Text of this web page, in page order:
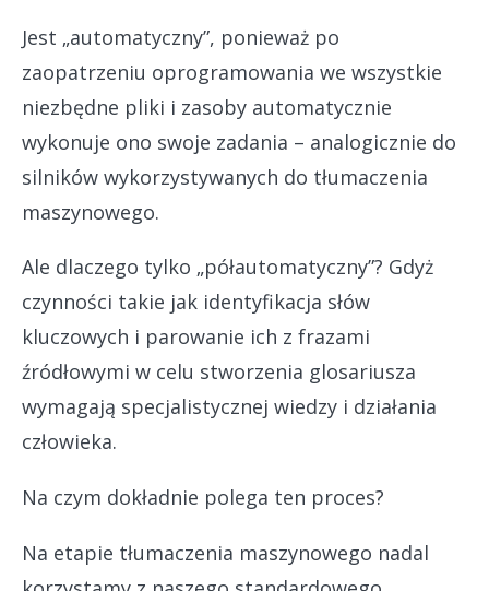
Jest „automatyczny”, ponieważ po
zaopatrzeniu oprogramowania we wszystkie
niezbędne pliki i zasoby automatycznie
wykonuje ono swoje zadania – analogicznie do
silników wykorzystywanych do tłumaczenia
maszynowego.
Ale dlaczego tylko „półautomatyczny”? Gdyż
czynności takie jak identyfikacja słów
kluczowych i parowanie ich z frazami
źródłowymi w celu stworzenia glosariusza
wymagają specjalistycznej wiedzy i działania
człowieka.
Na czym dokładnie polega ten proces?
Na etapie tłumaczenia maszynowego nadal